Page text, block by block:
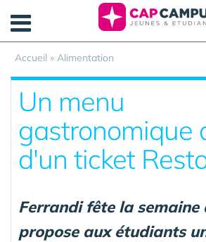
Accueil » Alimentation
Un menu
gastronomique
d'un ticket
Ferrandi fête la semaine
propose aux étudiants
Panneau de gestion des cookies